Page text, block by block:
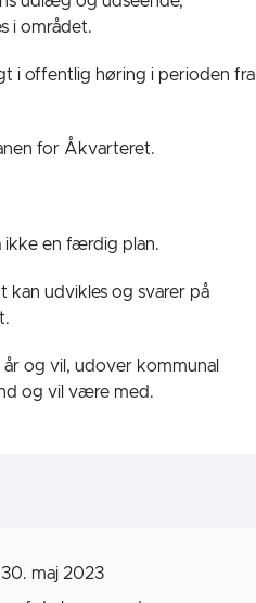
i området.
i offentlig høring i perioden fra
for Åkvarteret.
ikke en færdig plan.
kan udvikles og svarer på
og vil, udover kommunal
og vil være med.
maj 2023